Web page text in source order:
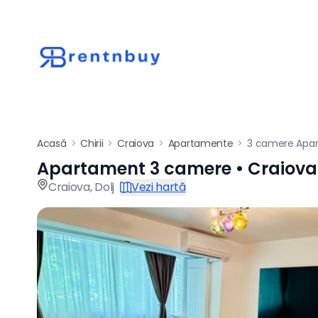
Acasă > Chirii > Craiova > Apartamente > 3 camere
Apartament de
Apartament 3 camere • Craiova
Craiova,Dolj Vezi hartă